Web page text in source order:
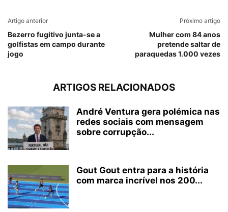
Artigo anterior
Bezerro fugitivo junta-se a
golfistas em campo durante
jogo
Próximo artigo
Mulher com 84 anos
pretende saltar de
paraquedas 1.000 vezes
ARTIGOS RELACIONADOS
André Ventura gera polémica nas
redes sociais com mensagem
sobre corrupção...
Gout Gout entra para a história
com marca incrível nos 200...